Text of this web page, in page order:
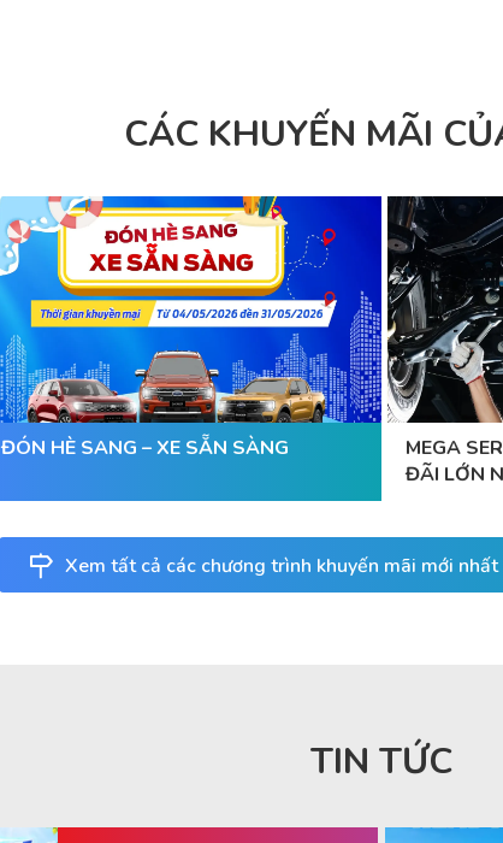
CÁC KHUYẾN MÃI
ĐÓN HÈ SANG – XE SẴN SÀNG
MEGA
ĐÃI LỚN
Xem tất cả các chương trình khuyến mãi mới
TIN TỨC